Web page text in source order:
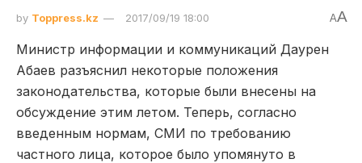
by Toppress.kz 2017/09/19 18:00 AA
Министр информации и коммуникаций Даурен
Абаев разъяснил некоторые положения
законодательства, которые были внесены на
обсуждение этим летом. Теперь, согласно
введенным нормам, СМИ по требованию
частного лица, которое было упомянуто в